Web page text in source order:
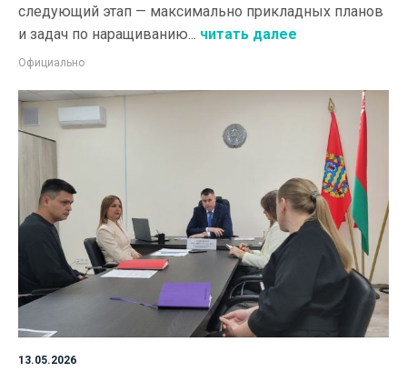
следующий этап — максимально прикладных планов
и задач по наращиванию... читать далее
Официально
13.05.2026